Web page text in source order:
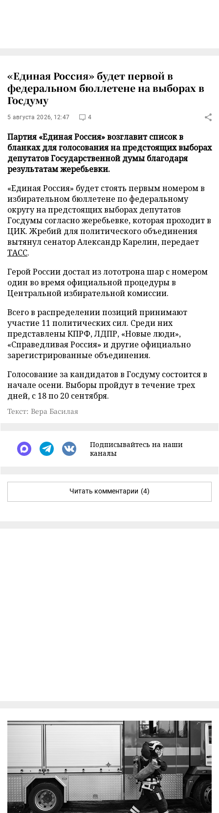
«Единая Россия» будет первой в
федеральном бюллетене на выборах в
Госдуму
5 августа 2026, 12:47 4
Партия «Единая Россия» возглавит список в
бланках для голосования на предстоящих выборах
депутатов Государственной думы благодаря
результатам жеребьевки.
«Единая Россия» будет стоять первым номером в
избирательном бюллетене по федеральному
округу на предстоящих выборах депутатов
Госдумы согласно жеребьевке, которая проходит в
ЦИК. Жребий для политического объединения
вытянул сенатор Александр Карелин, передает
ТАСС.
Герой России достал из лототрона шар с номером
один во время официальной процедуры в
Центральной избирательной комиссии.
Всего в распределении позиций принимают
участие 11 политических сил. Среди них
представлены КПРФ, ЛДПР, «Новые люди»,
«Справедливая Россия» и другие официально
зарегистрированные объединения.
Голосование за кандидатов в Госдуму состоится в
начале осени. Выборы пройдут в течение трех
дней, с 18 по 20 сентября.
Текст: Вера Басилая
Подписывайтесь на наши
каналы
Читать комментарии (4)